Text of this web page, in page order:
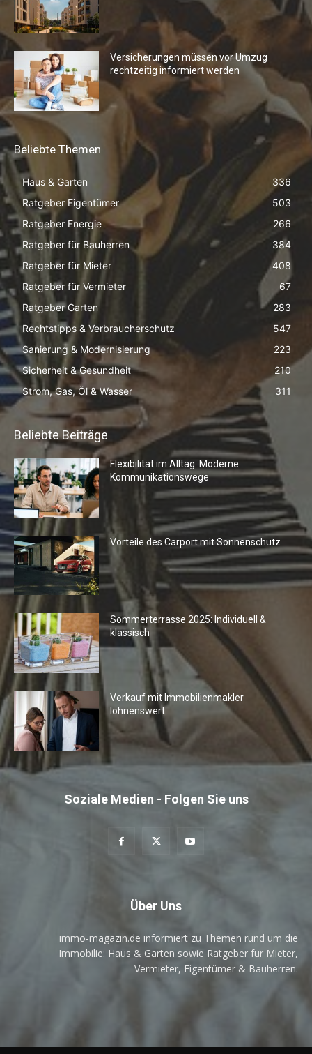
Versicherungen müssen vor Umzug
rechtzeitig informiert werden
Beliebte Themen
Haus & Garten
336
Ratgeber Eigentümer
503
Ratgeber Energie
266
Ratgeber für Bauherren
384
Ratgeber für Mieter
408
Ratgeber für Vermieter
67
Ratgeber Garten
283
Rechtstipps & Verbraucherschutz
547
Sanierung & Modernisierung
223
Sicherheit & Gesundheit
210
Strom, Gas, Öl & Wasser
311
Beliebte Beiträge
Flexibilität im Alltag: Moderne
Kommunikationswege
Vorteile des Carport mit Sonnenschutz
Sommerterrasse 2025: Individuell &
klassisch
Verkauf mit Immobilienmakler
lohnenswert
Soziale Medien - Folgen Sie uns
Über Uns
immo-magazin.de informiert zu Themen rund um die
Immobilie: Haus & Garten sowie Ratgeber für Mieter,
Vermieter, Eigentümer & Bauherren.